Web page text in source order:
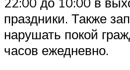
праздники. Также
нарушать покой
часов ежедневно.